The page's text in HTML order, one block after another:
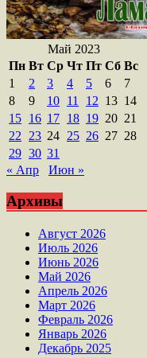
Май 2023
Пн Вт Ср Чт Пт Сб Вс
1
2 3 4 5 6
7
8
9 10 11 12 13 14
15 16 17 18 19 20 21
22
23 24 25 26 27 28
29 30 31
« Апр
Июн »
Архивы
Август 2026
Июль 2026
Июнь 2026
Май 2026
Апрель 2026
Март 2026
Февраль 2026
Январь 2026
Декабрь 2025